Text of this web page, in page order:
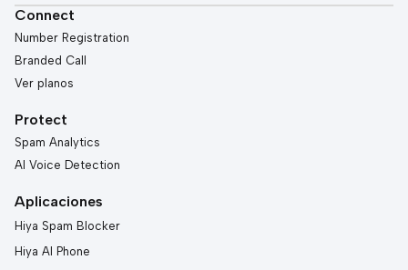
Connect
Number Registration
Branded Call
Ver planos
Protect
Spam Analytics
AI Voice Detection
Aplicaciones
Hiya Spam Blocker
Hiya AI Phone